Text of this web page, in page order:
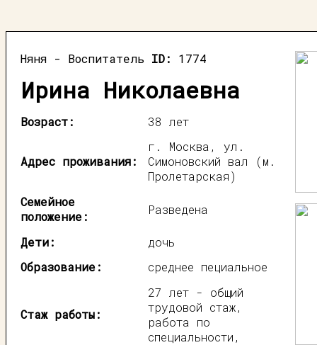
Няня - Воспитатель ID: 1774
Ирина Николаевна
Возраст: 38 лет
Адрес проживания:
г. Москва, ул.
Симоновский вал (м.
Пролетарская)
Семейное
положение:
Разведена
Дети:
дочь
Образование:
среднее пециальное
Стаж работы:
27 лет - общий
трудовой стаж,
работа по
специальности,